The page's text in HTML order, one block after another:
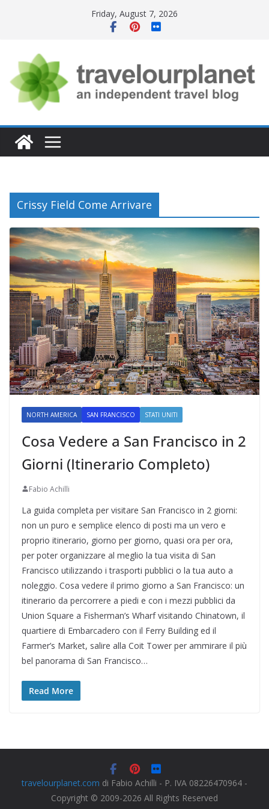
Friday, August 7, 2026
Crissy Field Come Arrivare
NORTH AMERICA SAN FRANCISCO STATI UNITI
Cosa Vedere a San Francisco in 2
Giorni (Itinerario Completo)
Fabio Achilli
La guida completa per visitare San Francisco in 2 giorni:
non un puro e semplice elenco di posti ma un vero e
proprio itinerario, giorno per giorno, quasi ora per ora,
per poter organizzare al meglio la tua visita di San
Francisco utilizzando i trasporti pubblici o la tua auto a
noleggio. Cosa vedere il primo giorno a San Francisco: un
itinerario da percorrere a piedi e con i mezzi pubblici da
Union Square a Fisherman’s Wharf visitando Chinatown, il
quartiere di Embarcadero con il Ferry Building ed il
Farmer’s Market, salire alla Coit Tower per ammirare il più
bel panorama di San Francisco…
Read More
travelourplanet.com di Fabio Achilli - P. IVA 08226470964 -
Copyright © 2009-2026 All Rights Reserved